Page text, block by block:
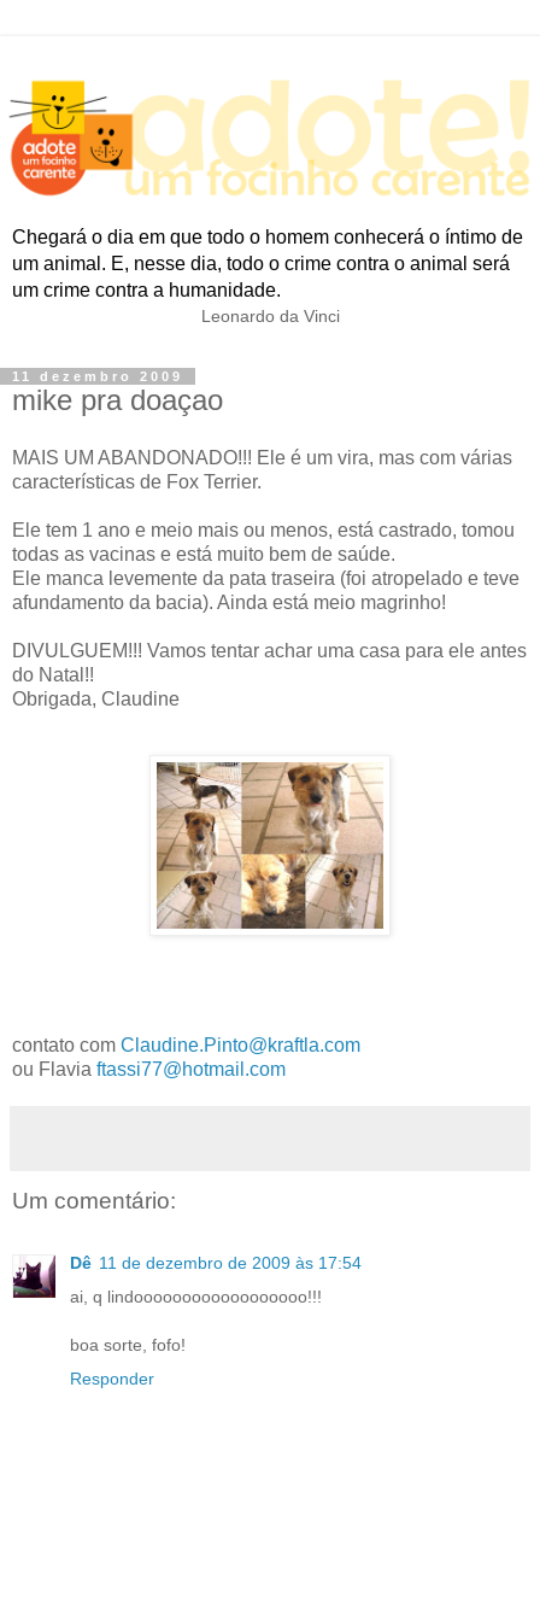
Chegará o dia em que todo o homem conhecerá o íntimo de
um animal. E, nesse dia, todo o crime contra o animal será
um crime contra a humanidade.
Leonardo da Vinci
11 dezembro 2009
mike pra doaçao
MAIS UM ABANDONADO!!! Ele é um vira, mas com várias
características de Fox Terrier.
Ele tem 1 ano e meio mais ou menos, está castrado, tomou
todas as vacinas e está muito bem de saúde.
Ele manca levemente da pata traseira (foi atropelado e teve
afundamento da bacia). Ainda está meio magrinho!
DIVULGUEM!!! Vamos tentar achar uma casa para ele antes
do Natal!!
Obrigada, Claudine
contato com Claudine.Pinto@kraftla.com
ou Flavia ftassi77@hotmail.com
Um comentário:
Dê 11 de dezembro de 2009 às 17:54
ai, q lindoooooooooooooooooo!!!
boa sorte, fofo!
Responder